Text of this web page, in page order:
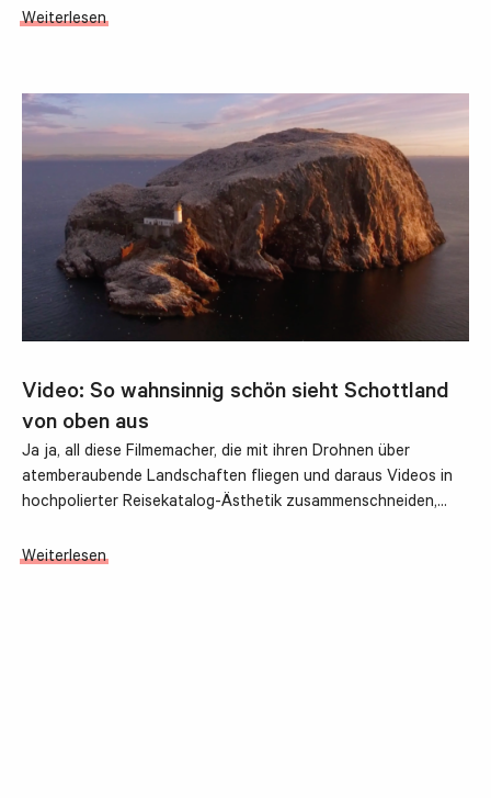
Weiterlesen
Video: So wahnsinnig schön sieht Schottland
von oben aus
Ja ja, all diese Filmemacher, die mit ihren Drohnen über
atemberaubende Landschaften fliegen und daraus Videos in
hochpolierter Reisekatalog-Ästhetik zusammenschneiden,…
Weiterlesen